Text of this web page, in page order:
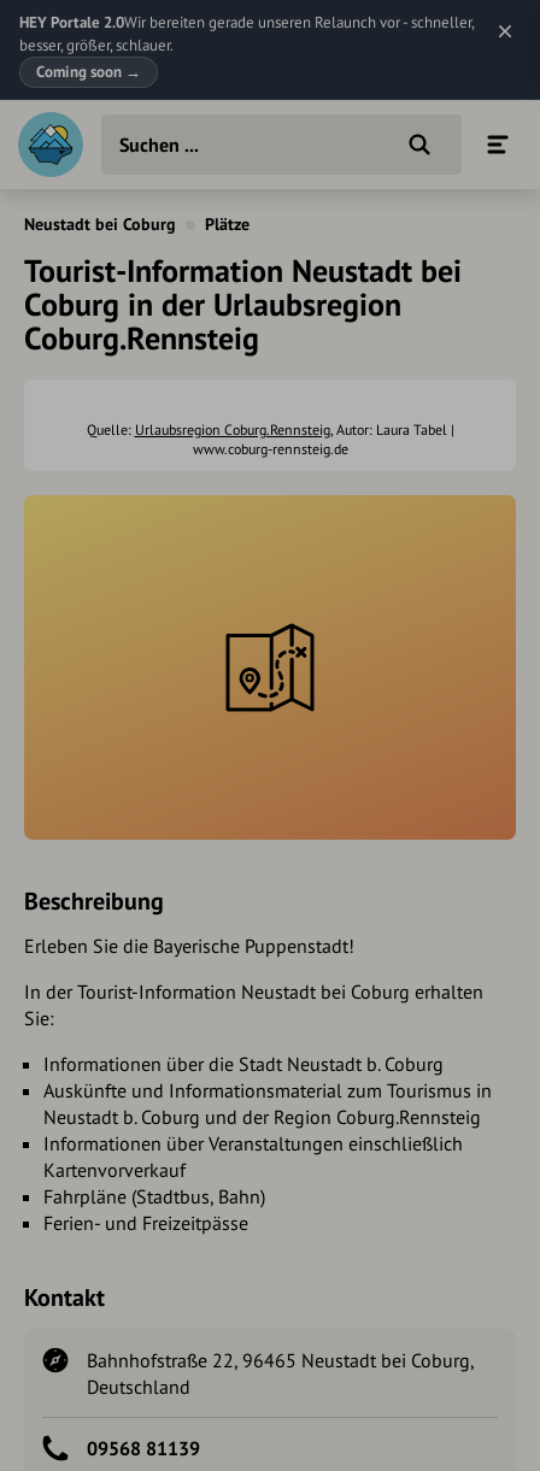
HEY Portale 2.0Wir bereiten gerade unseren Relaunch vor - schneller,
besser, größer, schlauer.
Coming soon →
Neustadt bei Coburg Plätze
Tourist-Information Neustadt bei
Coburg in der Urlaubsregion
Coburg.Rennsteig
Quelle: Urlaubsregion Coburg.Rennsteig, Autor: Laura Tabel |
www.coburg-rennsteig.de
Beschreibung
Erleben Sie die Bayerische Puppenstadt!
In der Tourist-Information Neustadt bei Coburg erhalten
Sie:
Informationen über die Stadt Neustadt b. Coburg
Auskünfte und Informationsmaterial zum Tourismus in
Neustadt b. Coburg und der Region Coburg.Rennsteig
Informationen über Veranstaltungen einschließlich
Kartenvorverkauf
Fahrpläne (Stadtbus, Bahn)
Ferien- und Freizeitpässe
Kontakt
Bahnhofstraße 22, 96465 Neustadt bei Coburg,
Deutschland
09568 81139